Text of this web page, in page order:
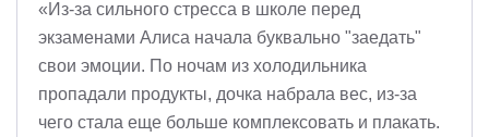
«Из-за сильного стресса в школе перед
экзаменами Алиса начала буквально "заедать"
свои эмоции. По ночам из холодильника
пропадали продукты, дочка набрала вес, из-за
чего стала еще больше комплексовать и плакать.